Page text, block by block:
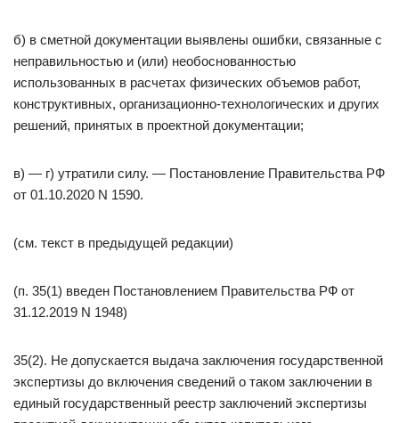
б) в сметной документации выявлены ошибки, связанные с
неправильностью и (или) необоснованностью
использованных в расчетах физических объемов работ,
конструктивных, организационно-технологических и других
решений, принятых в проектной документации;
в) — г) утратили силу. — Постановление Правительства РФ
от 01.10.2020 N 1590.
(см. текст в предыдущей редакции)
(п. 35(1) введен Постановлением Правительства РФ от
31.12.2019 N 1948)
35(2). Не допускается выдача заключения государственной
экспертизы до включения сведений о таком заключении в
единый государственный реестр заключений экспертизы